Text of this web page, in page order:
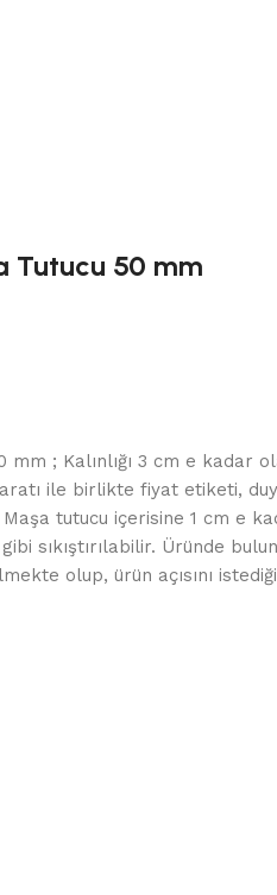
Tutucu 50 mm
mm ; Kalınlığı 3 cm e kadar
ile birlikte fiyat etiketi,
tutucu içerisine 1 cm e
sıkıştırılabilir. Üründe
olup, ürün açısını